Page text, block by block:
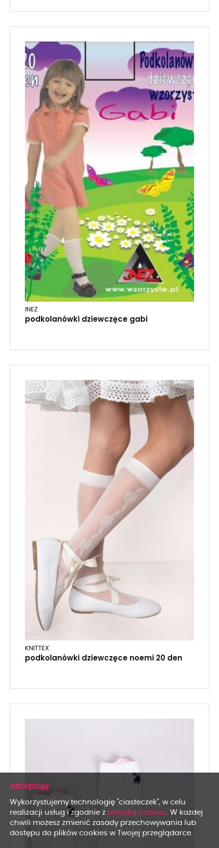
INEZ
podkolanówki dziewczęce gabi
KNITTEX
podkolanówki dziewczęce noemi 20 den
Wykorzystujemy technologię "ciasteczek", w celu
realizacji usług i zgodnie z polityką cookies. W każdej
chwili możesz zmienić zasady przechowywania lub
dostępu do plików cookies w Twojej przeglądarce.